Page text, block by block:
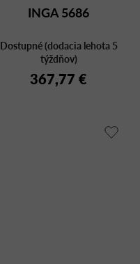
INGA 5686
Dostupné (dodacia lehota 5
týždňov)
367,77 €